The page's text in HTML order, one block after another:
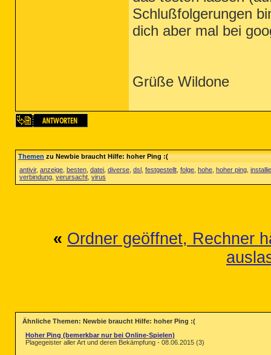
Schlußfolgerungen
dich aber mal bei
Grüße Wildone
Themenzu Newbie braucht Hilfe: hoher Ping :(
antivir, anzeige besten datei diverse dsl festgestellt folge hohe hoher ping
verbindung verursacht virus
« Ordner geöffnet, Rechner
Ähnliche Themen: Newbie braucht Hilfe: hoher Ping :(
Hoher Ping (bemerkbar nur bei Online-Spielen)
Plagegeister aller Art und deren Bekämpfung - 08.06.2015 (3)